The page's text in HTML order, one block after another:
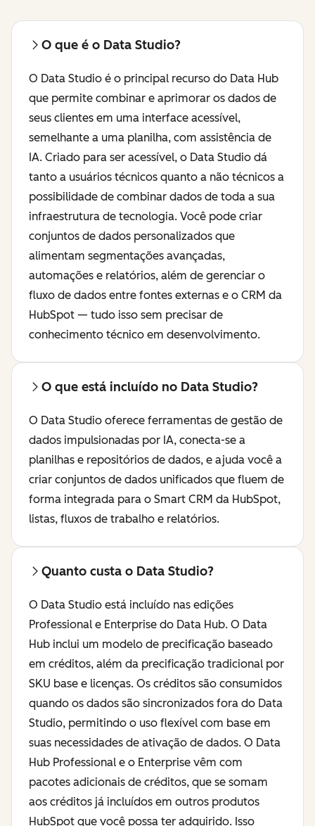
O que é o Data Studio?
O Data Studio é o principal recurso do Data Hub
que permite combinar e aprimorar os dados de
seus clientes em uma interface acessível,
semelhante a uma planilha, com assistência de
IA. Criado para ser acessível, o Data Studio dá
tanto a usuários técnicos quanto a não técnicos a
possibilidade de combinar dados de toda a sua
infraestrutura de tecnologia. Você pode criar
conjuntos de dados personalizados que
alimentam segmentações avançadas,
automações e relatórios, além de gerenciar o
fluxo de dados entre fontes externas e o CRM da
HubSpot — tudo isso sem precisar de
conhecimento técnico em desenvolvimento.
O que está incluído no Data Studio?
O Data Studio oferece ferramentas de gestão de
dados impulsionadas por IA, conecta-se a
planilhas e repositórios de dados, e ajuda você a
criar conjuntos de dados unificados que fluem de
forma integrada para o Smart CRM da HubSpot,
listas, fluxos de trabalho e relatórios.
Quanto custa o Data Studio?
O Data Studio está incluído nas edições
Professional e Enterprise do Data Hub. O Data
Hub inclui um modelo de precificação baseado
em créditos, além da precificação tradicional por
SKU base e licenças. Os créditos são consumidos
quando os dados são sincronizados fora do Data
Studio, permitindo o uso flexível com base em
suas necessidades de ativação de dados. O Data
Hub Professional e o Enterprise vêm com
pacotes adicionais de créditos, que se somam
aos créditos já incluídos em outros produtos
HubSpot que você possa ter adquirido. Isso